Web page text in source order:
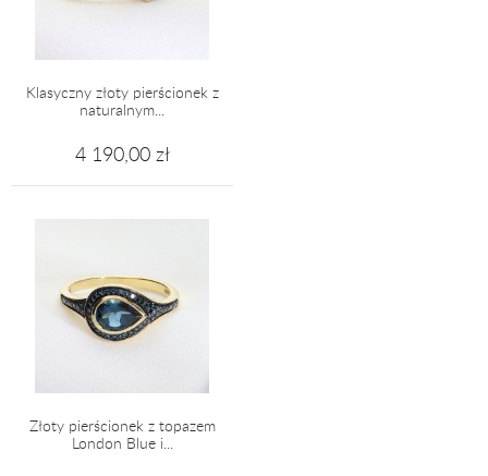
Klasyczny złoty pierścionek z
naturalnym...
4 190,00 zł
Złoty pierścionek z topazem
London Blue i...